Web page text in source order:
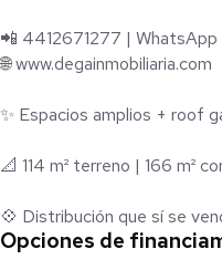
📲 4412671277 |
🌐 www.degainmobiliaria.com
✨ Espacios amplios + roof
📐 114 m² terreno | 166 m²
💠 Distribución que sí se
✔️ 3 recámaras
Opciones de